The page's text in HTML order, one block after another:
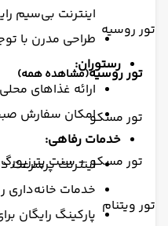
تور روسیه
تور روسیه(مشاهده همه)
تور مسکو
تور مسکو + سنت پترزبورگ
تور ویتنام
اینترنت بی‌سیم
طراحی مدرن با
رستوران:
ارائه غذاهای
امکان سفارش
خدمات رفاهی:
اینترنت پرسرعت
خدمات خانه‌داری
پارکینگ رایگان